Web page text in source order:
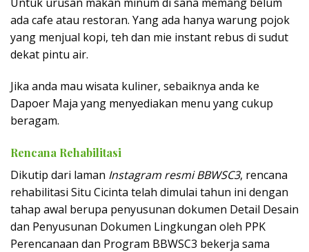
ada cafe atau restoran. Yang ada hanya warung pojok
yang menjual kopi, teh dan mie instant rebus di sudut
dekat pintu air.
Jika anda mau wisata kuliner, sebaiknya anda ke
Dapoer Maja yang menyediakan menu yang cukup
beragam.
Rencana Rehabilitasi
Dikutip dari laman Instagram resmi BBWSC3, rencana
rehabilitasi Situ Cicinta telah dimulai tahun ini dengan
tahap awal berupa penyusunan dokumen Detail Desain
dan Penyusunan Dokumen Lingkungan oleh PPK
Perencanaan dan Program BBWSC3 bekerja sama